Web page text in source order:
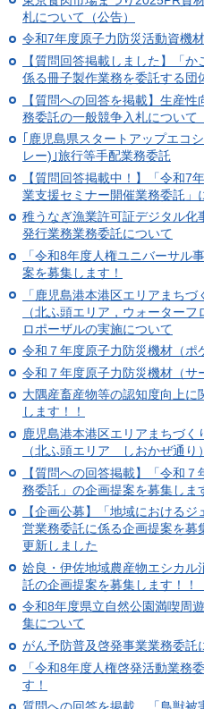
札について（公告）
令和7年度原子力防災活動資機
【質問回答掲載しました】「
係る冊子製作業務を委託する団
【質問への回答を掲載】生産
務委託の一般競争入札について
｢鹿児島県スタートアップエコ
レー)｣旅行等手配業務委託
【質問回答掲載中！】「令和7
業支援セミナー開催業務委託」
稚うなぎ漁業許可証デジタル
発行業務業務委託について
「令和8年度人権ユニバーサル
案を募集します！
「鹿児島港本港区エリアまち
（北ふ頭エリア，ウォーター
ロポーザルの実施について
令和７年度原子力防災機材（
令和７年度原子力防災機材（サ
大隅産畜産物等の認知度向上
します！！
鹿児島港本港区エリアまちづ
（北ふ頭エリア しおかぜ通り
【質問への回答掲載】「令和
務委託」の企画提案を募集しま
【企画公募】「地域における
営業務委託に係る企画提案を
更新しました
姶良・伊佐地域農産物エシカ
託の企画提案を募集します！！
令和8年度県立自然公園満喫周
集について
がん予防普及啓発事業業務委託
「令和8年度人権啓発活動業務
す！